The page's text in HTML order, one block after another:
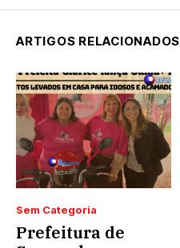
ARTIGOS RELACIONADOS
Sem Categoria
Prefeitura de